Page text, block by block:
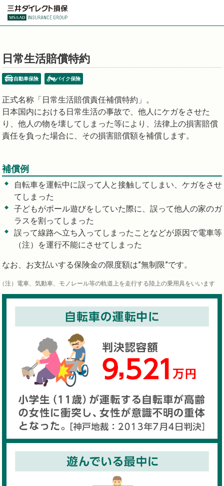
日常生活賠償特約
自動車保険 バイク保険
正式名称「日常生活賠償責任補償特約」。
日本国内における日常生活の事故で、他人にケガをさせた
り、他人の物を壊してしまった等により、法律上の損害賠償
責任を負った場合に、その損害賠償額を補償します。
補償例
自転車を運転中に誤って人と接触してしまい、ケガをさせ
てしまった
子どもがボール遊びをしていた際に、誤って他人の家のガ
ラスを割ってしまった
誤って線路へ立ち入ってしまったことなどが原因で電車等
（注）を運行不能にさせてしまった
なお、お支払いする保険金の限度額は”無制限”です。
電車、気動車、モノレール等の軌道上を走行する陸上の乗用具をいいます